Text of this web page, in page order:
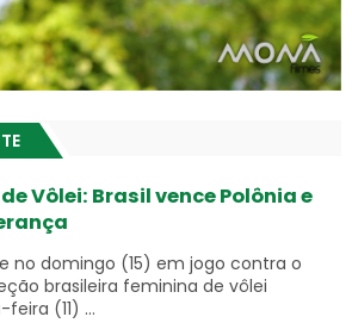
Vôlei: Brasil vence Polônia e
no domingo (15) em jogo contra o
brasileira feminina de vôlei
(11) ...